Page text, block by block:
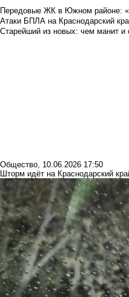
Передовые ЖК в Южном районе:
Атаки БПЛА на Краснодарский
Старейший из новых: чем манит
Общество, 10.06.2026 17:50
Шторм идёт на Краснодарский